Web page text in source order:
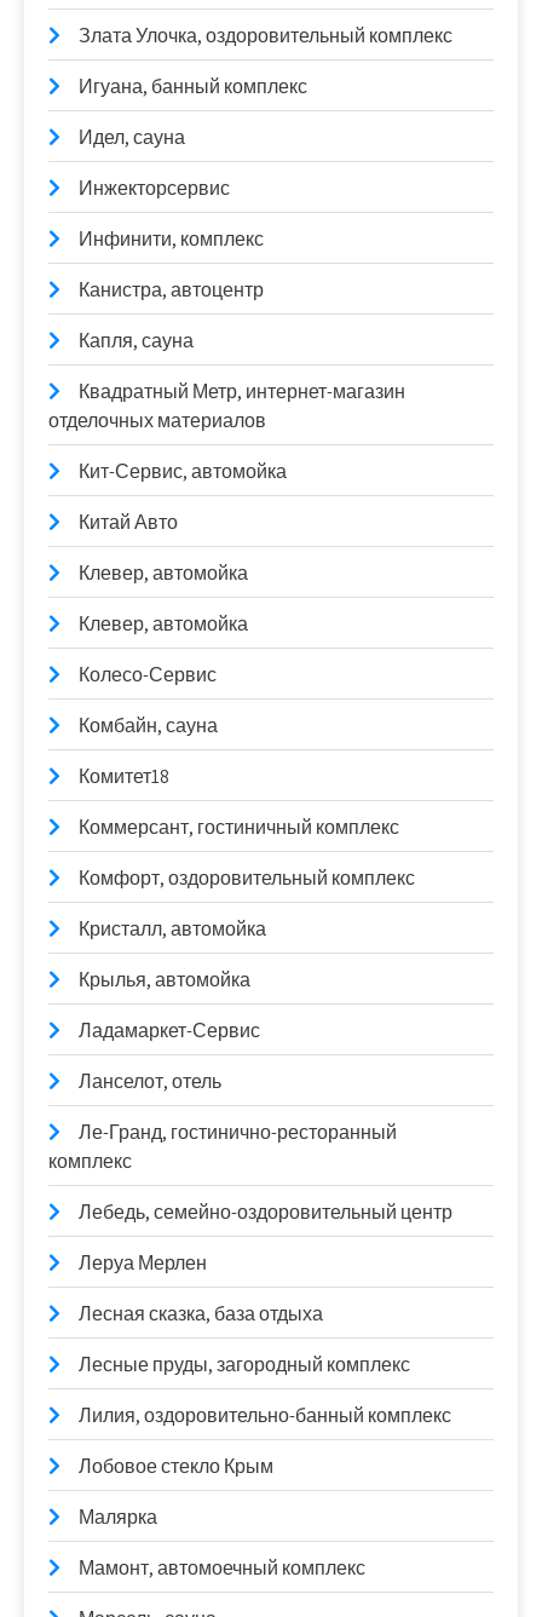
Злата Улочка, оздоровительный комплекс
Игуана, банный комплекс
Идел, сауна
Инжекторсервис
Инфинити, комплекс
Канистра, автоцентр
Капля, сауна
Квадратный Метр, интернет-магазин
отделочных материалов
Кит-Сервис, автомойка
Китай Авто
Клевер, автомойка
Клевер, автомойка
Колесо-Сервис
Комбайн, сауна
Комитет18
Коммерсант, гостиничный комплекс
Комфорт, оздоровительный комплекс
Кристалл, автомойка
Крылья, автомойка
Ладамаркет-Сервис
Ланселот, отель
Ле-Гранд, гостинично-ресторанный
комплекс
Лебедь, семейно-оздоровительный центр
Леруа Мерлен
Лесная сказка, база отдыха
Лесные пруды, загородный комплекс
Лилия, оздоровительно-банный комплекс
Лобовое стекло Крым
Малярка
Мамонт, автомоечный комплекс